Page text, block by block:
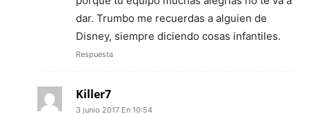
dar. Trumbo me recuerdas a alguien de
Disney, siempre diciendo cosas infantiles.
Respuesta
Killer7
3 junio 2017 En 10:54